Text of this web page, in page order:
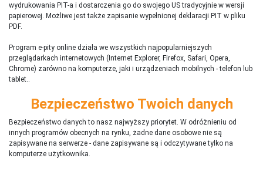
wydrukowania PIT-a i dostarczenia go do swojego US tradycyjnie w wersji
papierowej. Możliwe jest także zapisanie wypełnionej deklaracji PIT w pliku
PDF.
Program e-pity online działa we wszystkich najpopularniejszych
przeglądarkach internetowych (Internet Explorer, Firefox, Safari, Opera,
Chrome) zarówno na komputerze, jaki i urządzeniach mobilnych - telefon lub
tablet..
Bezpieczeństwo Twoich danych
Bezpieczeństwo danych to nasz najwyższy priorytet. W odróżnieniu od
innych programów obecnych na rynku, żadne dane osobowe nie są
zapisywane na serwerze - dane zapisywane są i odczytywane tylko na
komputerze użytkownika.